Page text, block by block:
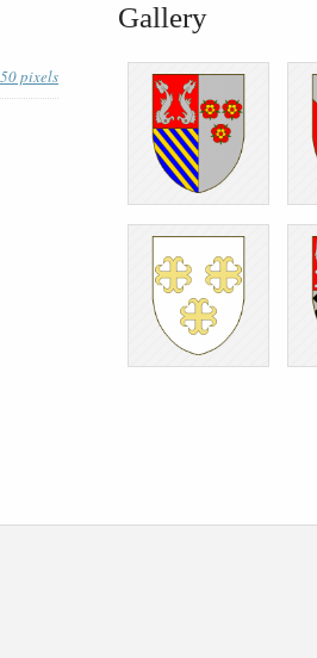
pixels
Gallery